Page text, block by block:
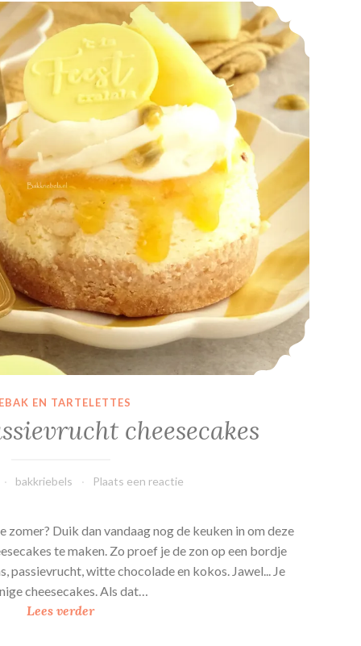
EN TARTELETTES
cheesecakes
bakkriebels Plaats een reactie
Duik dan vandaag nog de keuken in om deze
te maken. Zo proef je de zon op een bordje
passievrucht, witte chocolade en kokos. Jawel... Je
cheesecakes. Als dat…
Lees verderA